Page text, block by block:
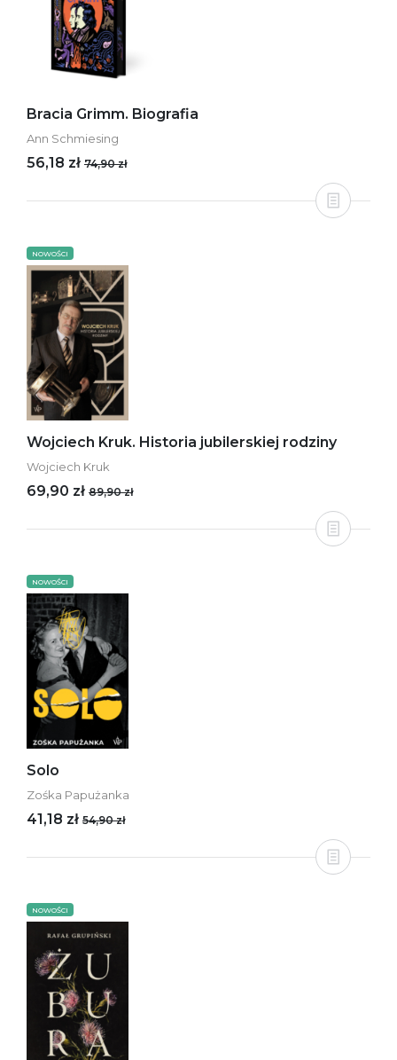
Bracia Grimm. Biografia
Ann Schmiesing
56,18 zł 74,90 zł
NOWOŚCI
Wojciech Kruk. Historia jubilerskiej rodziny
Wojciech Kruk
69,90 zł 89,90 zł
NOWOŚCI
Solo
Zośka Papużanka
41,18 zł 54,90 zł
NOWOŚCI